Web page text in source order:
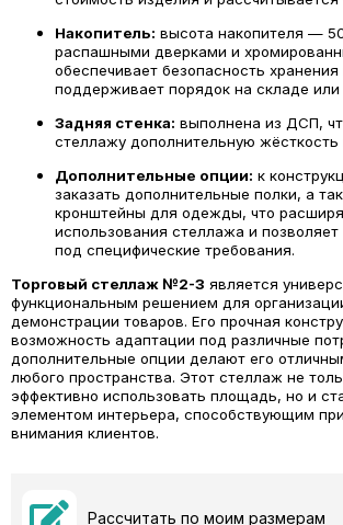
Накопитель: высота накопителя —
распашными дверками и
обеспечивает безопасность
поддерживает порядок на складе или
Задняя стенка: выполнена из ДСП,
стеллажу дополнительную жёсткость
Дополнительные опции: к
заказать дополнительные полки, а
кронштейны для одежды, что
использования стеллажа и позволяет
под специфические требования.
Торговый стеллаж №2-3 является
функциональным решением для
демонстрации товаров. Его прочная
возможность адаптации под различные
дополнительные опции делают его
любого пространства. Этот стеллаж не
эффективно использовать площадь, но и
элементом интерьера, способствующим
внимания клиентов.
Рассчитать по моим размерам